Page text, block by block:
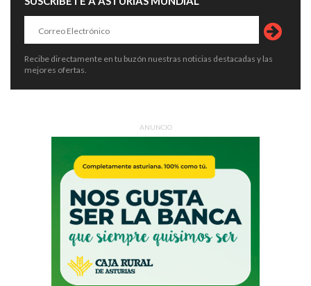
Recibe directamente en tu buzón nuestras noticias destacadas y las
mejores ofertas.
ANUNCIO